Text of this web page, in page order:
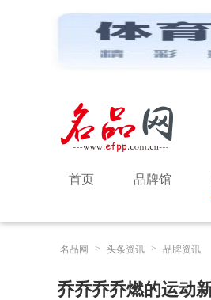
首页 品牌馆
名品网 > 头条资讯 > 品牌资讯
乔乔乔乔燃的运动